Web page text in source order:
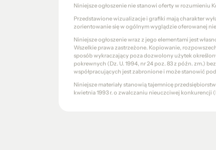
Niniejsze ogłoszenie nie stanowi oferty w rozumieniu
Przedstawione wizualizacje i grafiki mają charakter
zorientowanie się w ogólnym wyglądzie oferowanej
Niniejsze ogłoszenie wraz z jego elementami jest
Wszelkie prawa zastrzeżone. Kopiowanie,
sposób wykraczający poza dozwolony użytek
pokrewnych (Dz. U. 1994, nr 24 poz. 83 z późn. zm.)
współpracujących jest zabronione i może stanowić
Niniejsze materiały stanowią tajemnicę
kwietnia 1993 r. o zwalczaniu nieuczciwej konkurencji